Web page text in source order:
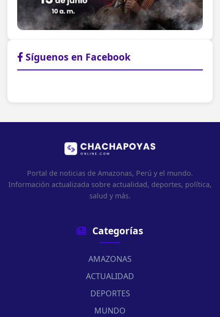
Síguenos en Facebook
Portal de noticias de Amazonas, Perú y el mundo.
Información actualizada sobre actualidad, deportes, política,
salud y más.
Categorías
AMAZONAS
ACTUALIDAD
DEPORTES
MUNDO